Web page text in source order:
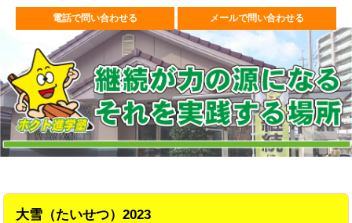
電話で問い合わせる メールで問い合わせる
大雪（たいせつ）2023